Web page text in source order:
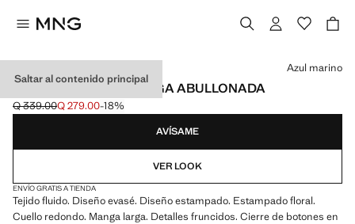
Saltar al contenido principal
VESTIDO FLORAL MANGA ABULLONADA
Precio inicial tachado [Q 339.00 ]
Q 339.00
Precio actual [Q 279.00 ]
Q 279.00-18%
Selecciona un color
Azul marino
AVÍSAME
VER LOOK
ENVÍO GRATIS A TIENDA
Tejido fluido. Diseño evasé. Diseño estampado. Estampado floral.
Cuello redondo. Manga larga. Detalles fruncidos. Cierre de botones en